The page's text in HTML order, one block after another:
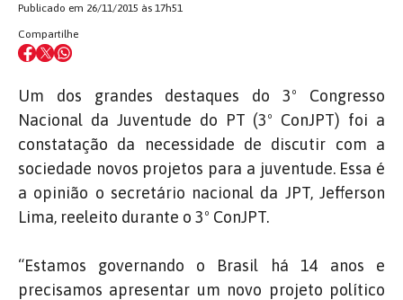
Publicado em 26/11/2015 às 17h51
Compartilhe
Um dos grandes destaques do 3º Congresso
Nacional da Juventude do PT (3º ConJPT) foi a
constatação da necessidade de discutir com a
sociedade novos projetos para a juventude. Essa é
a opinião o secretário nacional da JPT, Jefferson
Lima, reeleito durante o 3º ConJPT.
“Estamos governando o Brasil há 14 anos e
precisamos apresentar um novo projeto político